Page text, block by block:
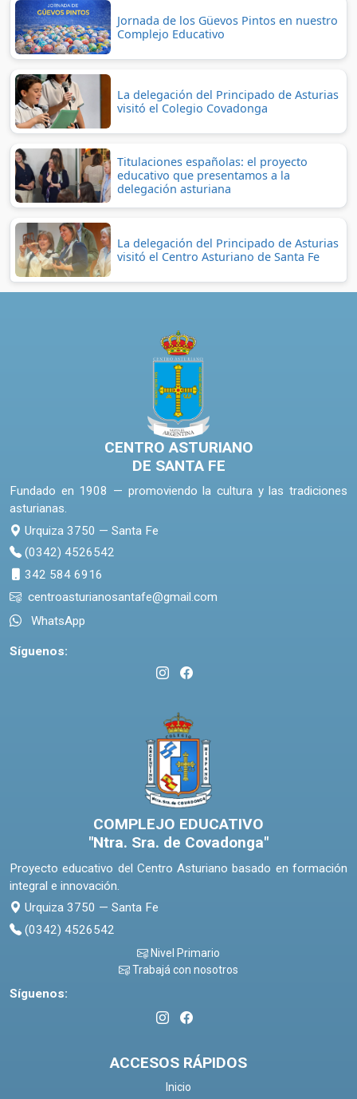
Jornada de los Güevos Pintos en nuestro
Complejo Educativo
La delegación del Principado de Asturias
visitó el Colegio Covadonga
Titulaciones españolas: el proyecto
educativo que presentamos a la
delegación asturiana
La delegación del Principado de Asturias
visitó el Centro Asturiano de Santa Fe
CENTRO ASTURIANO
DE SANTA FE
Fundado en 1908 — promoviendo la cultura y las tradiciones
asturianas.
Urquiza 3750 — Santa Fe
(0342) 4526542
342 584 6916
centroasturianosantafe@gmail.com
WhatsApp
Síguenos:
COMPLEJO EDUCATIVO
"Ntra. Sra. de Covadonga"
Proyecto educativo del Centro Asturiano basado en formación
integral e innovación.
Urquiza 3750 — Santa Fe
(0342) 4526542
Nivel Primario
Trabajá con nosotros
Síguenos:
ACCESOS RÁPIDOS
Inicio